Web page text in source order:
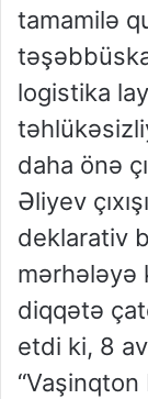
tamamilə
logistika
daha önə
Əliyev
deklarativ
mərhələyə
diqqətə
etdi ki, 8